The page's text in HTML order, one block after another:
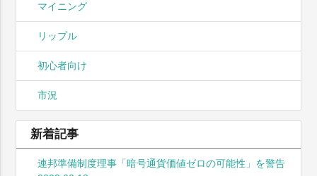
マイニング
リップル
初心者向け
市況
新着記事
連邦準備制度理事「暗号通貨価値ゼロの可能性」を警告